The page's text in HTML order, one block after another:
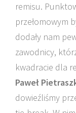
remisu.
przełomowym
dodały nam
zawodnicy,
kwadracie dla
Paweł
dowieźliśmy